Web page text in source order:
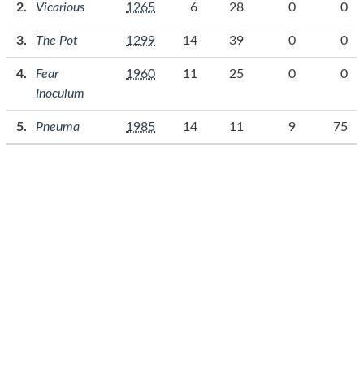
Vicarious 1265 6 28 0 0
The Pot 1299 14 39 0 0
Fear
Inoculum
1960 11 25 0 0
Pneuma 1985 14 11 9 75